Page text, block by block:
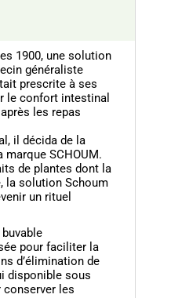
1900, une solution
généraliste
prescrite à ses
le confort intestinal
les repas
il décida de la
SCHOUM.
de plantes dont la
la solution Schoum
un rituel
pour faciliter la
d’élimination de
disponible sous
les